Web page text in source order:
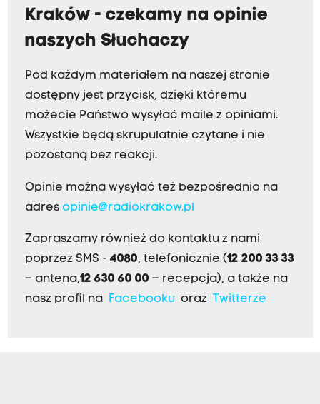
Kraków - czekamy na opinie
naszych Słuchaczy
Pod każdym materiałem na naszej stronie
dostępny jest przycisk, dzięki któremu
możecie Państwo wysyłać maile z opiniami.
Wszystkie będą skrupulatnie czytane i nie
pozostaną bez reakcji.
Opinie można wysyłać też bezpośrednio na
adres opinie@radiokrakow.pl
Zapraszamy również do kontaktu z nami
poprzez SMS - 4080, telefonicznie (12 200 33 33
– antena,12 630 60 00 – recepcja), a także na
nasz profil na
Facebookuoraz Twitterze